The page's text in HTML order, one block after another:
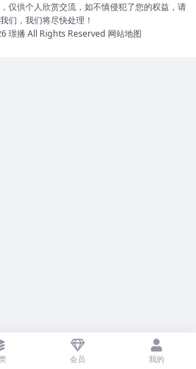
仅供个人欣赏交流，如不慎侵犯了您的权益，请
们，我们将尽快处理！
璟播All Rights Reserved 网站地图
会员 我的